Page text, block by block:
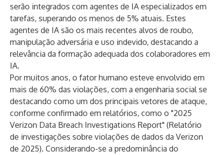
serão integrados com agentes de IA especializados em
tarefas, superando os menos de 5% atuais. Estes
agentes de IA são os mais recentes alvos de roubo,
manipulação adversária e uso indevido, destacando a
relevância da formação adequada dos colaboradores em
IA.
Por muitos anos, o fator humano esteve envolvido em
mais de 60% das violações, com a engenharia social se
destacando como um dos principais vetores de ataque,
conforme confirmado em relatórios, como o "2025
Verizon Data Breach Investigations Report" (Relatório
de investigações sobre violações de dados da Verizon
de 2025). Considerando-se a predominância do